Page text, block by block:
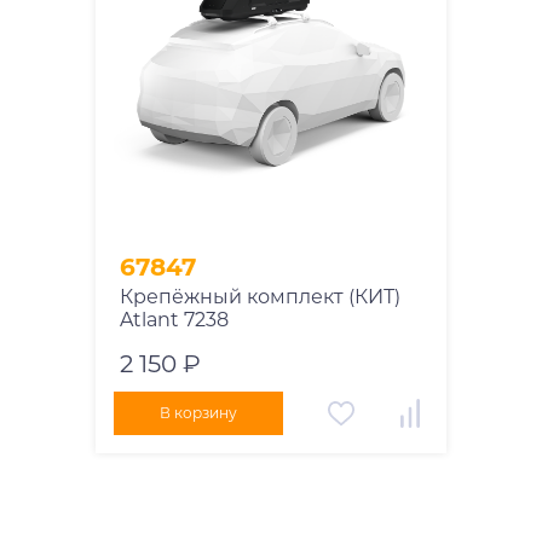
67847
Крепёжный комплект (КИТ)
Atlant 7238
2 150 ₽
В корзину